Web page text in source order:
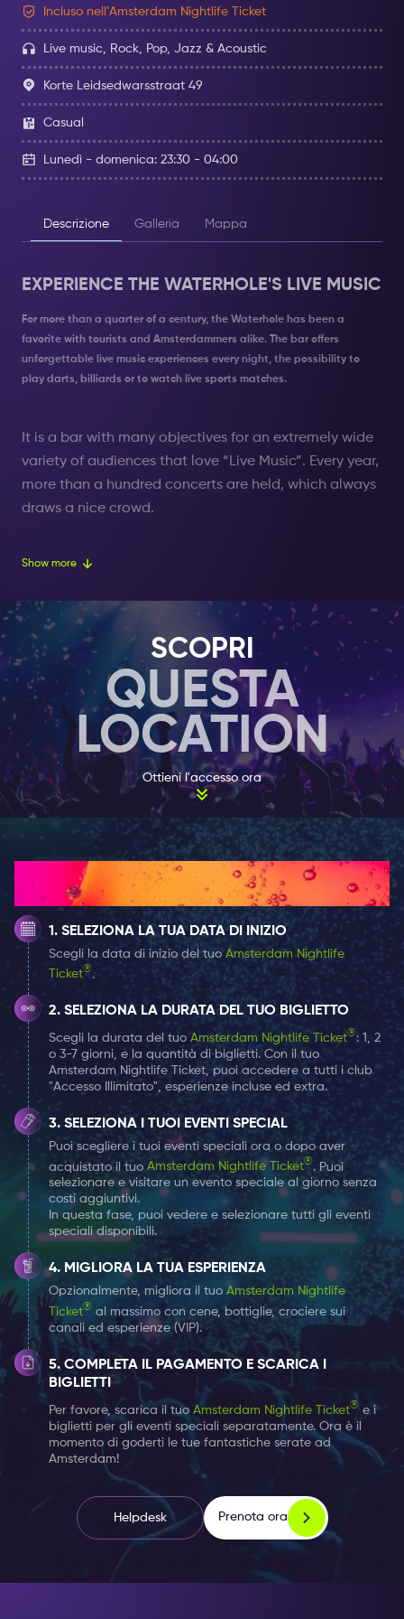
Incluso nell’Amsterdam Nightlife Ticket
Live music, Rock, Pop, Jazz & Acoustic
Korte Leidsedwarsstraat 49
Casual
Lunedì - domenica: 23:30 - 04:00
Descrizione Galleria Mappa
EXPERIENCE THE WATERHOLE'S LIVE MUSIC
For more than a quarter of a century, the Waterhole has been a
favorite with tourists and Amsterdammers alike. The bar offers
unforgettable live music experiences every night, the possibility to
play darts, billiards or to watch live sports matches.
It is a bar with many objectives for an extremely wide
variety of audiences that love “Live Music”. Every year,
more than a hundred concerts are held, which always
draws a nice crowd.
Take time to observe the various murals of the Kings of
musical instruments that crown the stage.
HAPPY HOUR
In addition to being an unusual place, it is the happy
hour that is unusual! Thirsty? No worries here, the
happy hour lasts 9 hours (from 12:00 to 21:00) from 0,5
L pint for 5€ to mixes (different alcohols) for 5€ (Soda
and Rum/Vodka/Gin/Whisky).
The great location (on the Leidseplein square) and the
unique setting make Waterhole an incredible and
unforgettable live experience. There are various live
events to look forward to, especially on weekends!
You will get included access every day of the week to
Waterhole with your Amsterdam Nightlife ticket. Buy
your Amsterdam Nightlife ticket now and enjoy the
best that Waterhole has to offer!
Show more
SCOPRI
QUESTA
LOCATION
Ottieni l'accesso ora
Come funziona
Helpdesk Prenota ora
SELEZIONA LA TUA DATA DI INIZIO
Scegli la data di inizio del tuoAmsterdam Nightlife
Ticket®.
SELEZIONA LA DURATA DEL TUO BIGLIETTO
Scegli la durata del tuo Amsterdam Nightlife Ticket®: 1, 2
o 3-7 giorni, e la quantità di biglietti. Con il tuo
Amsterdam Nightlife Ticket, puoi accedere a tutti i club
"Accesso Illimitato", esperienze incluse ed extra.
SELEZIONA I TUOI EVENTI SPECIAL
Puoi scegliere i tuoi eventi speciali ora o dopo aver
acquistato il tuo Amsterdam Nightlife Ticket®. Puoi
selezionare e visitare un evento speciale al giorno senza
costi aggiuntivi.
In questa fase, puoi vedere e selezionare tutti gli eventi
speciali disponibili.
MIGLIORA LA TUA ESPERIENZA
Opzionalmente, migliora il tuo Amsterdam Nightlife
Ticket® al massimo con cene, bottiglie, crociere sui
canali ed esperienze (VIP).
COMPLETA IL PAGAMENTO E SCARICA I
BIGLIETTI
Per favore, scarica il tuo Amsterdam Nightlife Ticket® e i
biglietti per gli eventi speciali separatamente. Ora è il
momento di goderti le tue fantastiche serate ad
Amsterdam!